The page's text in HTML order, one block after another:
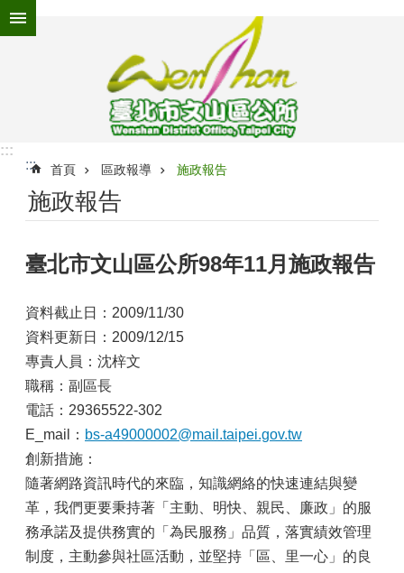
跳到主要內容區塊
為
務
機
紹
識
文
山
區
政
報
導
鄰
里
:::
:::
首頁 區政報導 施政報告
施政報告
臺北市文山區公所98年11月施政報告
資料截止日：2009/11/30
資料更新日：2009/12/15
專責人員：沈梓文
職稱：副區長
電話：29365522-302
E_mail： bs-a49000002@mail.taipei.gov.tw
創新措施：
隨著網路資訊時代的來臨，知識網絡的快速連結與變
革，我們更要秉持著「主動、明快、親民、廉政」的服
務承諾及提供務實的「為民服務」品質，落實績效管理
制度，主動參與社區活動，並堅持「區、里一心」的良